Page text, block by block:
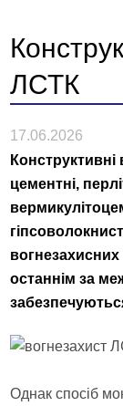
ЛСТК
17.06.2026
Конструктивні
цементні,
вогнезахисних
останнім за
Однак спосіб